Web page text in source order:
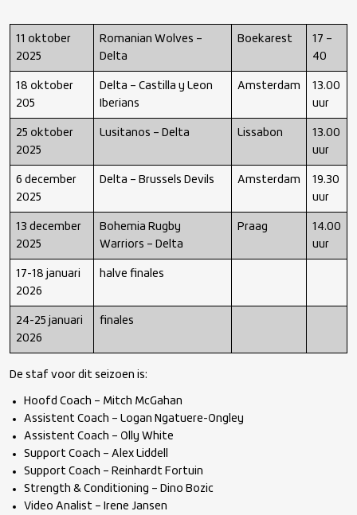
11 oktober
2025
Romanian Wolves –
Delta
Boekarest
17 –
40
18 oktober
205
Delta – Castilla y Leon
Iberians
Amsterdam
13.00
uur
25 oktober
2025
Lusitanos – Delta Lissabon
13.00
uur
6 december
2025
Delta – Brussels Devils Amsterdam
19.30
uur
13 december
2025
Bohemia Rugby
Warriors – Delta
Praag
14.00
uur
17-18 januari
2026
halve finales
24-25 januari
2026
finales
De staf voor dit seizoen is:
Hoofd Coach – Mitch McGahan
Assistent Coach – Logan Ngatuere-Ongley
Assistent Coach – Olly White
Support Coach – Alex Liddell
Support Coach – Reinhardt Fortuin
Strength & Conditioning – Dino Bozic
Video Analist – Irene Jansen